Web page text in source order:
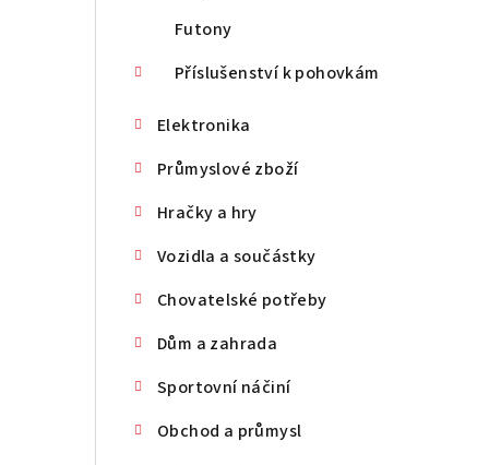
Futony
Příslušenství k pohovkám
Elektronika
Průmyslové zboží
Hračky a hry
Vozidla a součástky
Chovatelské potřeby
Dům a zahrada
Sportovní náčiní
Obchod a průmysl